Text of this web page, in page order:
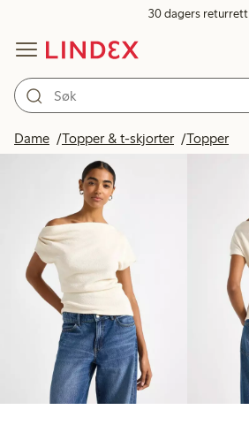
30 dagers returrett
Dame Topper & t-skjorter Topper